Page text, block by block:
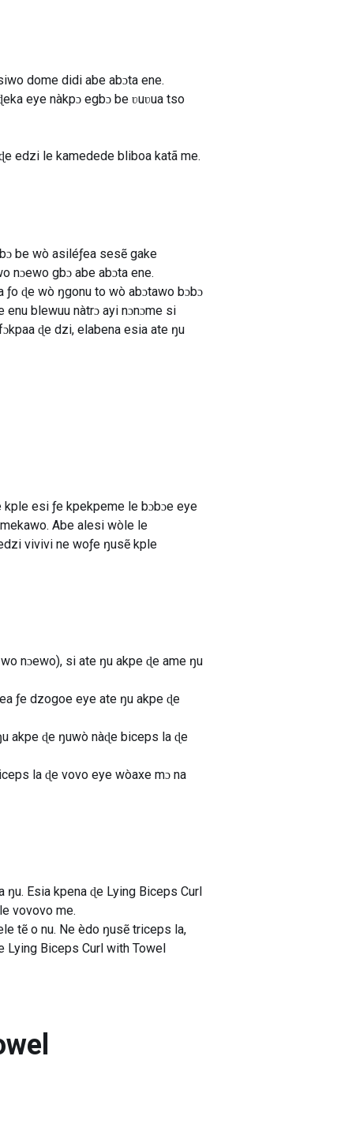
dome didi abe abɔta ene.
eye nàkpɔ egbɔ be ʋuʋua tso
edzi le kamedede bliboa katã me.
be wò asiléƒea sesẽ gake
nɔewo gbɔ abe abɔta ene.
ɖe wò ŋgonu to wò abɔtawo bɔbɔ
blewuu nàtrɔ ayi nɔnɔme si
ɖe dzi, elabena esia ate ŋu
esi ƒe kpekpeme le bɔbɔe eye
Abe alesi wòle le
vivivi ne woƒe ŋusẽ kple
nɔewo), si ate ŋu akpe ɖe ame ŋu
ƒe dzogoe eye ate ŋu akpe ɖe
akpe ɖe ŋuwò nàɖe biceps la ɖe
la ɖe vovo eye wòaxe mɔ na
Esia kpena ɖe Lying Biceps Curl
vovovo me.
tẽ o nu. Ne èdo ŋusẽ triceps la,
Lying Biceps Curl with Towel